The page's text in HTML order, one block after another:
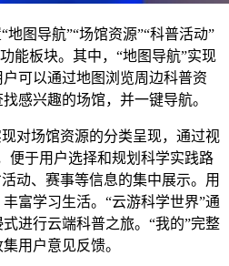
图导航”“场馆资源”“科普活动”
能板块。其中，“地图导航”实现
可以通过地图浏览周边科普资
感兴趣的场馆，并一键导航。
场馆资源的分类呈现，通过视
便于用户选择和规划科学实践路
动、赛事等信息的集中展示。用
富学习生活。“云游科学世界”通
进行云端科普之旅。“我的”完整
用户意见反馈。